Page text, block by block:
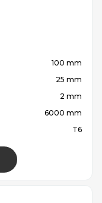
100 mm
25 mm
2 mm
6000 mm
T6